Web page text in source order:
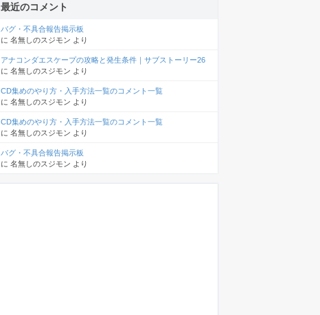
最近のコメント
バグ・不具合報告掲示板
に 名無しのスジモン より
アナコンダエスケープの攻略と発生条件｜サブストーリー26
に 名無しのスジモン より
CD集めのやり方・入手方法一覧のコメント一覧
に 名無しのスジモン より
CD集めのやり方・入手方法一覧のコメント一覧
に 名無しのスジモン より
バグ・不具合報告掲示板
に 名無しのスジモン より